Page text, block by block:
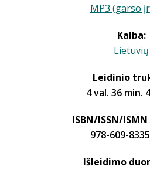
MP3 (garso
Kalba:
Lietuvių
Leidinio
4 val. 36 min.
ISBN/ISSN/
978-609-
Išleidimo